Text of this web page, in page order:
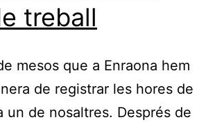
treball
mesos que a Enraona hem
de registrar les hores de
un de nosaltres. Després de